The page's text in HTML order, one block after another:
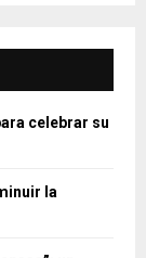
celebrar su
la